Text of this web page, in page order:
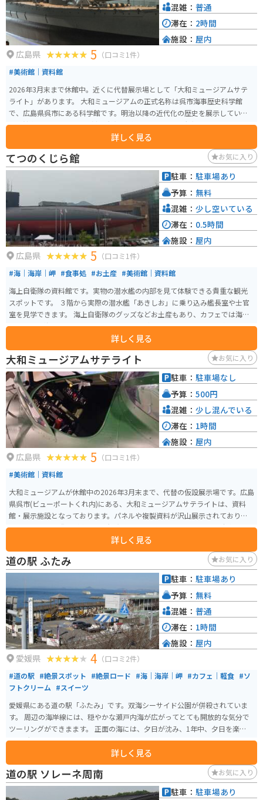
広島県 5 （口コミ1件）
#美術館｜資料館
2026年3月末まで休館中。近くに代替展示場として「大和ミュージアムサテ
ライト」があります。 大和ミュージアムの正式名称は呉市海事歴史科学館
で、広島県呉市にある科学館です。明治以降の近代化の歴史を展示していま
す。館内には、10分の1戦艦「大和」が展示されており大和ミュージアムとし
て親しまれています。その他零式艦上戦闘機や人間魚雷「回天」などすべて
本物が展示されています。戦争の歴史を感じることが出来る科学館となって
います。
詳しく見る
混雑： 普通
滞在： 2時間
施設： 屋内
てつのくじら館 お気に入り
広島県 5 （口コミ1件）
#海｜海岸｜岬 #食事処 #お土産 #美術館｜資料館
海上自衛隊の資料館です。実物の潜水艦の内部を見て体験できる貴重な観光
スポットです。 ３階から実際の潜水艦「あきしお」に乗り込み艦長室や士官
室を見学できます。 海上自衛隊のグッズなどお土産もあり、カフェでは海軍
カレーや掃海フロート、あきしおパフェなどオリジナルメニューも楽しめま
す。 海沿いを走っていけば現役の潜水艦が停泊してることが多いので、タイ
ミングが良ければ見られます。
詳しく見る
駐車： 駐車場あり
予算： 無料
混雑： 少し空いている
滞在： 0.5時間
施設： 屋内
大和ミュージアムサテライト お気に入り
広島県 5 （口コミ1件）
#美術館｜資料館
大和ミュージアムが休館中の2026年3月末まで、代替の仮設展示場です。広島
県呉市(ビューポートくれ内)にある、大和ミュージアムサテライトは、資料
館・展示施設となっております。パネルや複製資料が沢山展示されており、
世代間関係なく誰もが楽しめる観光施設となっております。また、駐車場は
隣接していないため、近隣の商業施設などの駐車する必要があります。
詳しく見る
駐車： 駐車場なし
予算： 500円
混雑： 少し混んでいる
滞在： 1時間
施設： 屋内
道の駅 ふたみ お気に入り
愛媛県 4 （口コミ2件）
#道の駅 #絶景スポット #絶景ロード #海｜海岸｜岬 #カフェ｜軽食 #ソ
フトクリーム #スイーツ
愛媛県にある道の駅「ふたみ」です。双海シーサイド公園が併殺されていま
す。 周辺の海岸線には、穏やかな瀬戸内海が広がってとても開放的な気分で
ツーリングができまます。 正面の海には、夕日が沈み、1年中、夕日を楽しめ
る場所です。
詳しく見る
駐車： 駐車場あり
予算： 無料
混雑： 普通
滞在： 1時間
施設： 屋内
道の駅 ソレーネ周南 お気に入り
駐車： 駐車場あり